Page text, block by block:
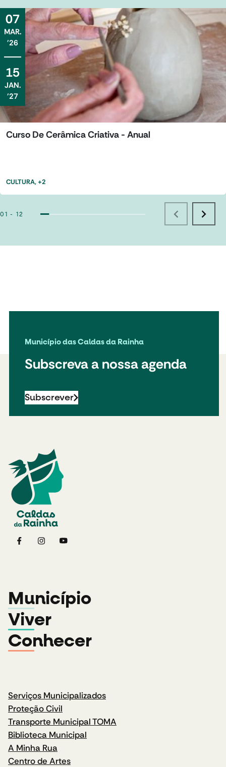
07
MAR.
'26
15
JAN.
'27
Curso De Cerâmica Criativa - Anual
CULTURA, +2
01 - 12
Município das Caldas da Rainha
Subscreva a nossa agenda
Subscrever
Município
Viver
Conhecer
Serviços Municipalizados
Proteção Civil
Transporte Municipal TOMA
Biblioteca Municipal
A Minha Rua
Centro de Artes